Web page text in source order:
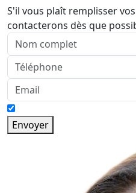
S'il vous plaît remplisser
contacterons dès que
Envoyer